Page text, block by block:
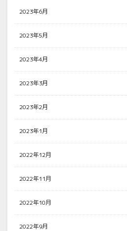
2023年6月
2023年5月
2023年4月
2023年3月
2023年2月
2023年1月
2022年12月
2022年11月
2022年10月
2022年9月